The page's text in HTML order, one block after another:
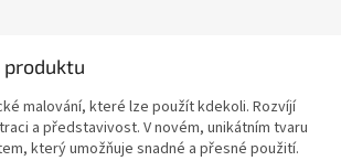
produktu
malování, které lze použít kdekoli. Rozvíjí
a představivost. V novém, unikátním tvaru
který umožňuje snadné a přesné použití.